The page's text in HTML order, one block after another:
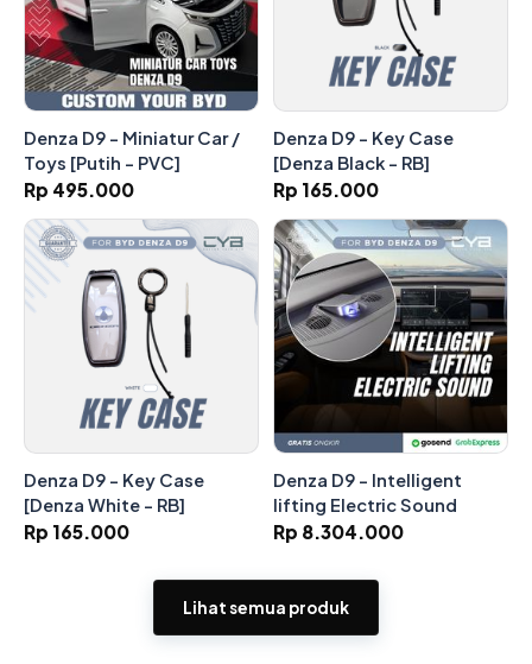
Denza D9 - Miniatur Car /
Toys [Putih - PVC]
Rp 495.000
Denza D9 - Key Case
[Denza Black - RB]
Rp 165.000
Denza D9 - Key Case
[Denza White - RB]
Rp 165.000
Denza D9 - Intelligent
lifting Electric Sound
Rp 8.304.000
Lihat semua produk